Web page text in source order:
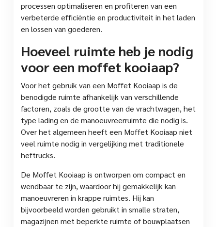
processen optimaliseren en profiteren van een
verbeterde efficiëntie en productiviteit in het laden
en lossen van goederen.
Hoeveel ruimte heb je nodig
voor een moffet kooiaap?
Voor het gebruik van een Moffet Kooiaap is de
benodigde ruimte afhankelijk van verschillende
factoren, zoals de grootte van de vrachtwagen, het
type lading en de manoeuvreerruimte die nodig is.
Over het algemeen heeft een Moffet Kooiaap niet
veel ruimte nodig in vergelijking met traditionele
heftrucks.
De Moffet Kooiaap is ontworpen om compact en
wendbaar te zijn, waardoor hij gemakkelijk kan
manoeuvreren in krappe ruimtes. Hij kan
bijvoorbeeld worden gebruikt in smalle straten,
magazijnen met beperkte ruimte of bouwplaatsen